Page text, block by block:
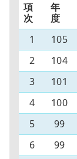
項
次
年
度
1
105
2
104
3
101
4
100
5
99
6
99